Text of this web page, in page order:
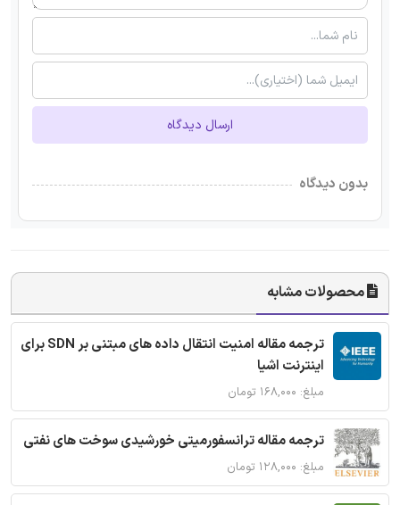
ارسال دیدگاه
بدون دیدگاه
محصولات مشابه
ترجمه مقاله امنیت انتقال داده های مبتنی بر SDN برای
اینترنت اشیا
مبلغ: ۱۶۸,۰۰۰ تومان
ترجمه مقاله ترانسفورمیتی خورشیدی سوخت های نفتی
مبلغ: ۱۲۸,۰۰۰ تومان